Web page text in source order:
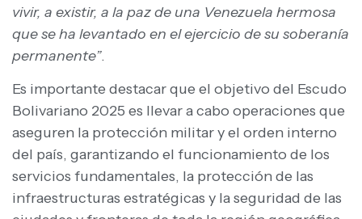
vivir, a existir, a la paz de una Venezuela hermosa
que se ha levantado en el ejercicio de su soberanía
permanente”.
Es importante destacar que el objetivo del Escudo
Bolivariano 2025 es llevar a cabo operaciones que
aseguren la protección militar y el orden interno
del país, garantizando el funcionamiento de los
servicios fundamentales, la protección de las
infraestructuras estratégicas y la seguridad de las